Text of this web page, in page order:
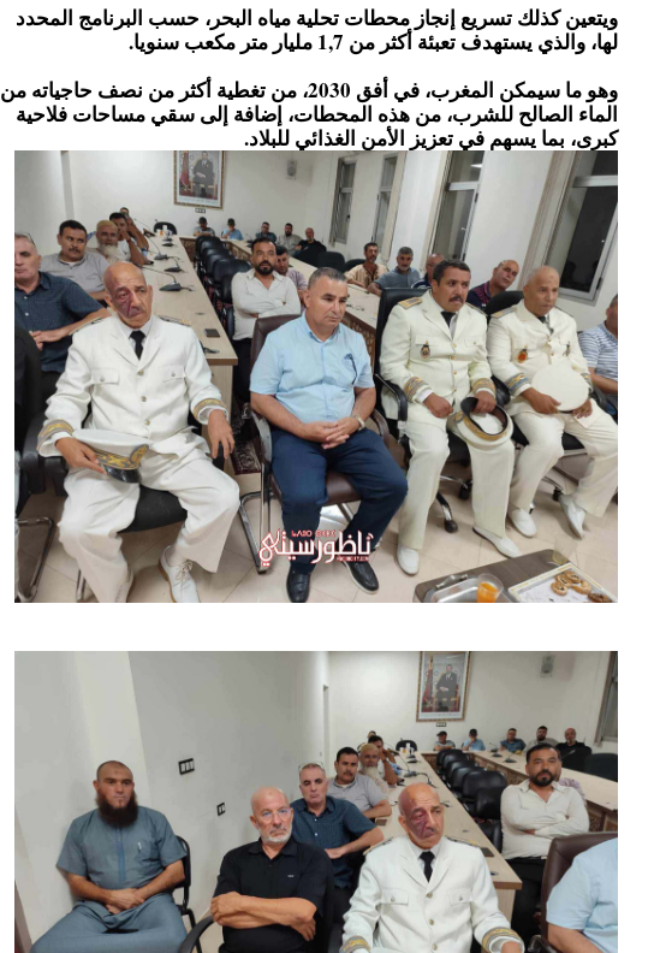
ويتعين كذلك تسريع إنجاز محطات تحلية مياه البحر، حسب البرنامج المحدد
لها، والذي يستهدف تعبئة أكثر من 1,7 مليار متر مكعب سنويا.
وهو ما سيمكن المغرب، في أفق 2030، من تغطية أكثر من نصف حاجياته من
الماء الصالح للشرب، من هذه المحطات، إضافة إلى سقي مساحات فلاحية
كبرى، بما يسهم في تعزيز الأمن الغذائي للبلاد.